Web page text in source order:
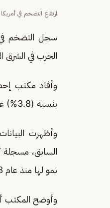
ارتفاع التضخم في أمريكا
سجل التضخم
الحرب في الشرق
وأفاد مكتب
بنسبة (3.8%) على أساس سنوي، مقارنة بـ (3.3%) في مارس الماضي.
نمو لها منذ عام 2023.